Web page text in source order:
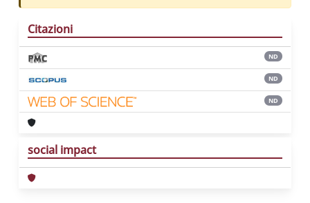
Citazioni
ND
ND
ND
social impact